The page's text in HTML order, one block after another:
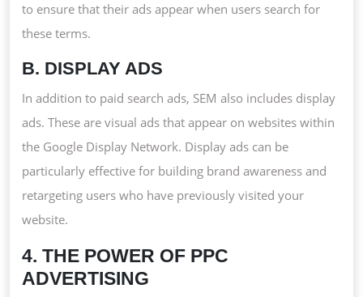
to ensure that their ads appear when users search for
these terms.
B. DISPLAY ADS
In addition to paid search ads, SEM also includes display
ads. These are visual ads that appear on websites within
the Google Display Network. Display ads can be
particularly effective for building brand awareness and
retargeting users who have previously visited your
website.
4. THE POWER OF PPC
ADVERTISING